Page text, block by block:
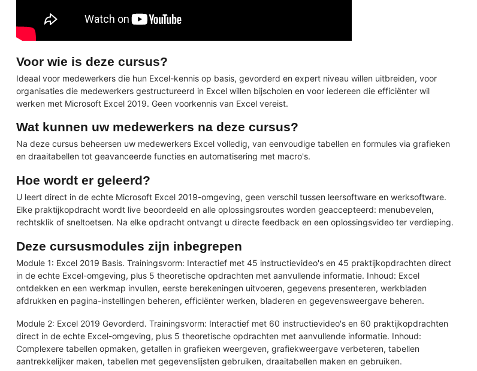
Voor wie is deze cursus?
Ideaal voor medewerkers die hun Excel-kennis op basis, gevorderd en expert niveau willen uitbreiden, voor
organisaties die medewerkers gestructureerd in Excel willen bijscholen en voor iedereen die efficiënter wil
werken met Microsoft Excel 2019. Geen voorkennis van Excel vereist.
Wat kunnen uw medewerkers na deze cursus?
Na deze cursus beheersen uw medewerkers Excel volledig, van eenvoudige tabellen en formules via grafieken
en draaitabellen tot geavanceerde functies en automatisering met macro's.
Hoe wordt er geleerd?
U leert direct in de echte Microsoft Excel 2019-omgeving, geen verschil tussen leersoftware en werksoftware.
Elke praktijkopdracht wordt live beoordeeld en alle oplossingsroutes worden geaccepteerd: menubevelen,
rechtsklik of sneltoetsen. Na elke opdracht ontvangt u directe feedback en een oplossingsvideo ter verdieping.
Deze cursusmodules zijn inbegrepen
Module 1: Excel 2019 Basis. Trainingsvorm: Interactief met 45 instructievideo's en 45 praktijkopdrachten direct
in de echte Excel-omgeving, plus 5 theoretische opdrachten met aanvullende informatie. Inhoud: Excel
ontdekken en een werkmap invullen, eerste berekeningen uitvoeren, gegevens presenteren, werkbladen
afdrukken en pagina-instellingen beheren, efficiënter werken, bladeren en gegevensweergave beheren.
Module 2: Excel 2019 Gevorderd. Trainingsvorm: Interactief met 60 instructievideo's en 60 praktijkopdrachten
direct in de echte Excel-omgeving, plus 5 theoretische opdrachten met aanvullende informatie. Inhoud:
Complexere tabellen opmaken, getallen in grafieken weergeven, grafiekweergave verbeteren, tabellen
aantrekkelijker maken, tabellen met gegevenslijsten gebruiken, draaitabellen maken en gebruiken.